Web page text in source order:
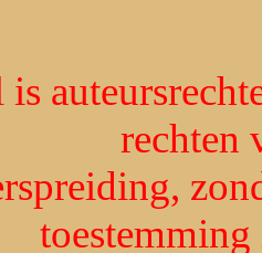
rechten
toestemming